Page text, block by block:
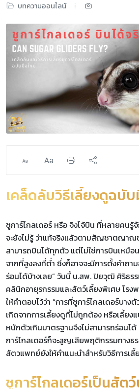
บทความออนไลน์
เคล็ดลับวิธีเลี้ยงดูฉบับ
ชูการ์ไกลเดอร์ หรือ จิงโจ้บิน ที่หลายคน
จะยังไม่รู้ ว่าแท้จริงแล้วตามสัญชาตญาณ
สามารถบินได้ทุกตัว แต่ไม่ใช่การบินเหมือ
จากที่สูงลงที่ต่ำ ซึ่งก็อาจจะมีการตั้งคำถา
ร่อนได้บ้างเลย” วันนี้ น.สพ. ปิยวุฒิ ศิริธร
คลินิกอายุรกรรมและสัตว์เลี้ยงพิเศษ โร
ให้คำตอบไว้ว่า “การที่ชูการ์ไกลเดอร์บาง
เกิดจากการเลี้ยงดูที่ไม่ถูกต้อง หรือเลี้ยง
หนักตัวเกินมาตรฐานจึงไม่สามารถร่อนได้
การ์ไกลเดอร์ก็จะสูญเสียพฤติกรรมทางธ
สัตวแพทย์ยังให้คำแนะนำสำหรับวิธีการเ
ชูการ์ไกลเดอร์เป็นสัต